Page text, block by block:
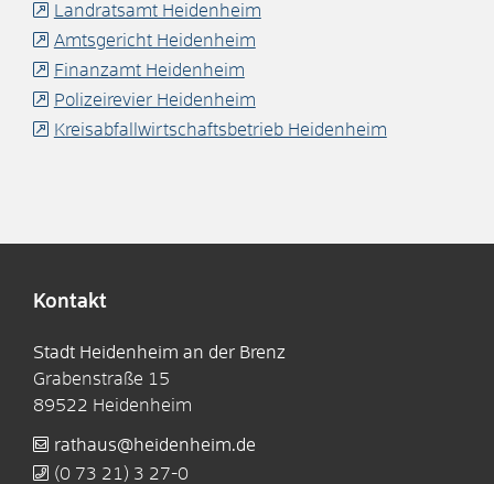
Landratsamt Heidenheim
Amtsgericht Heidenheim
Finanzamt Heidenheim
Polizeirevier Heidenheim
Kreisabfallwirtschaftsbetrieb Heidenheim
Kontakt
Stadt Heidenheim an der Brenz
Grabenstraße 15
89522 Heidenheim
rathaus@heidenheim.de
(0 73 21) 3 27-0